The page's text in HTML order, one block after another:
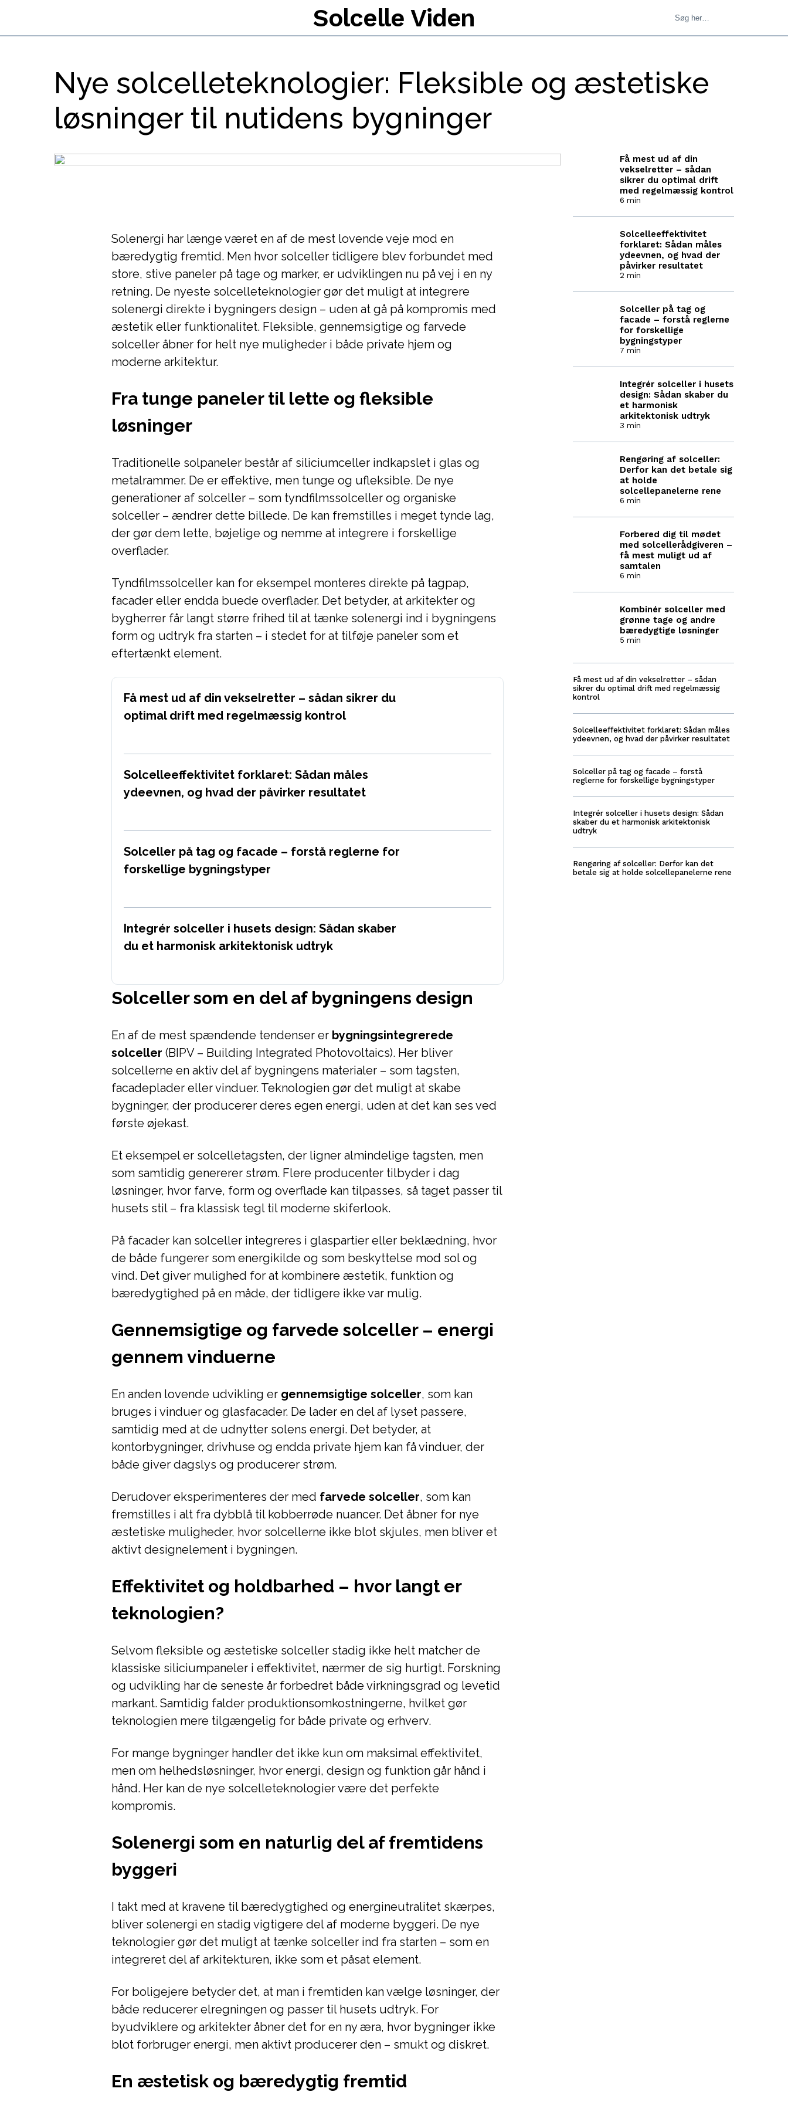
Solcelle Viden
Nye solcelleteknologier: Fleksible og æstetiske
løsninger til nutidens bygninger
Solenergi har længe været en af de mest lovende veje mod en
bæredygtig fremtid. Men hvor solceller tidligere blev forbundet med
store, stive paneler på tage og marker, er udviklingen nu på vej i en ny
retning. De nyeste solcelleteknologier gør det muligt at integrere
solenergi direkte i bygningers design – uden at gå på kompromis med
æstetik eller funktionalitet. Fleksible, gennemsigtige og farvede
solceller åbner for helt nye muligheder i både private hjem og
moderne arkitektur.
Fra tunge paneler til lette og fleksible
løsninger
Traditionelle solpaneler består af siliciumceller indkapslet i glas og
metalrammer. De er effektive, men tunge og ufleksible. De nye
generationer af solceller – som tyndfilmssolceller og organiske
solceller – ændrer dette billede. De kan fremstilles i meget tynde lag,
der gør dem lette, bøjelige og nemme at integrere i forskellige
overflader.
Tyndfilmssolceller kan for eksempel monteres direkte på tagpap,
facader eller endda buede overflader. Det betyder, at arkitekter og
bygherrer får langt større frihed til at tænke solenergi ind i bygningens
form og udtryk fra starten – i stedet for at tilføje paneler som et
eftertænkt element.
Få mest ud af din vekselretter – sådan sikrer du
optimal drift med regelmæssig kontrol
Solcelleeffektivitet forklaret: Sådan måles
ydeevnen, og hvad der påvirker resultatet
Solceller på tag og facade – forstå reglerne for
forskellige bygningstyper
Integrér solceller i husets design: Sådan skaber
du et harmonisk arkitektonisk udtryk
Solceller som en del af bygningens design
En af de mest spændende tendenser er bygningsintegrerede
solceller (BIPV – Building Integrated Photovoltaics). Her bliver
solcellerne en aktiv del af bygningens materialer – som tagsten,
facadeplader eller vinduer. Teknologien gør det muligt at skabe
bygninger, der producerer deres egen energi, uden at det kan ses ved
første øjekast.
Et eksempel er solcelletagsten, der ligner almindelige tagsten, men
som samtidig genererer strøm. Flere producenter tilbyder i dag
løsninger, hvor farve, form og overflade kan tilpasses, så taget passer til
husets stil – fra klassisk tegl til moderne skiferlook.
På facader kan solceller integreres i glaspartier eller beklædning, hvor
de både fungerer som energikilde og som beskyttelse mod sol og
vind. Det giver mulighed for at kombinere æstetik, funktion og
bæredygtighed på en måde, der tidligere ikke var mulig.
Gennemsigtige og farvede solceller – energi
gennem vinduerne
En anden lovende udvikling er gennemsigtige solceller, som kan
bruges i vinduer og glasfacader. De lader en del af lyset passere,
samtidig med at de udnytter solens energi. Det betyder, at
kontorbygninger, drivhuse og endda private hjem kan få vinduer, der
både giver dagslys og producerer strøm.
Derudover eksperimenteres der med farvede solceller, som kan
fremstilles i alt fra dybblå til kobberrøde nuancer. Det åbner for nye
æstetiske muligheder, hvor solcellerne ikke blot skjules, men bliver et
aktivt designelement i bygningen.
Effektivitet og holdbarhed – hvor langt er
teknologien?
Selvom fleksible og æstetiske solceller stadig ikke helt matcher de
klassiske siliciumpaneler i effektivitet, nærmer de sig hurtigt. Forskning
og udvikling har de seneste år forbedret både virkningsgrad og levetid
markant. Samtidig falder produktionsomkostningerne, hvilket gør
teknologien mere tilgængelig for både private og erhverv.
For mange bygninger handler det ikke kun om maksimal effektivitet,
men om helhedsløsninger, hvor energi, design og funktion går hånd i
hånd. Her kan de nye solcelleteknologier være det perfekte
kompromis.
Solenergi som en naturlig del af fremtidens
byggeri
I takt med at kravene til bæredygtighed og energineutralitet skærpes,
bliver solenergi en stadig vigtigere del af moderne byggeri. De nye
teknologier gør det muligt at tænke solceller ind fra starten – som en
integreret del af arkitekturen, ikke som et påsat element.
For boligejere betyder det, at man i fremtiden kan vælge løsninger, der
både reducerer elregningen og passer til husets udtryk. For
byudviklere og arkitekter åbner det for en ny æra, hvor bygninger ikke
blot forbruger energi, men aktivt producerer den – smukt og diskret.
En æstetisk og bæredygtig fremtid
Få mest ud af din
vekselretter – sådan
sikrer du optimal drift
med regelmæssig kontrol
6 min
Solcelleeffektivitet
forklaret: Sådan måles
ydeevnen, og hvad der
påvirker resultatet
2 min
Solceller på tag og
facade – forstå reglerne
for forskellige
bygningstyper
7 min
Integrér solceller i husets
design: Sådan skaber du
et harmonisk
arkitektonisk udtryk
3 min
Rengøring af solceller:
Derfor kan det betale sig
at holde
solcellepanelerne rene
6 min
Forbered dig til mødet
med solcelle­rådgiveren –
få mest muligt ud af
samtalen
6 min
Kombinér solceller med
grønne tage og andre
bæredygtige løsninger
5 min
Få mest ud af din vekselretter – sådan
sikrer du optimal drift med regelmæssig
kontrol
Solcelleeffektivitet forklaret: Sådan måles
ydeevnen, og hvad der påvirker resultatet
Solceller på tag og facade – forstå
reglerne for forskellige bygningstyper
Integrér solceller i husets design: Sådan
skaber du et harmonisk arkitektonisk
udtryk
Rengøring af solceller: Derfor kan det
betale sig at holde solcellepanelerne rene